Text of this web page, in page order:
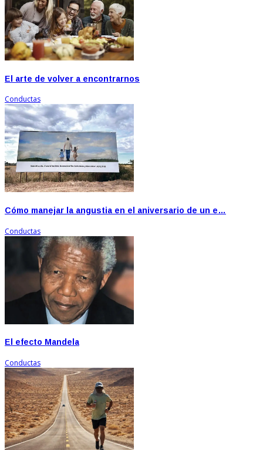
El arte de volver a encontrarnos
Conductas
Cómo manejar la angustia en el aniversario de un e…
Conductas
El efecto Mandela
Conductas